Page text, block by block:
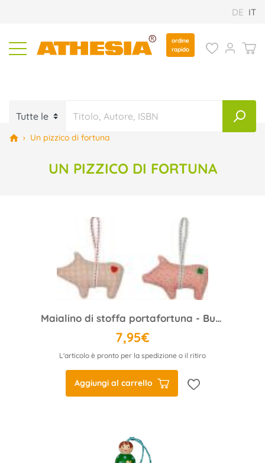
DE IT
ordine
rapido
› Un pizzico di fortuna
UN PIZZICO DI FORTUNA
Maialino di stoffa portafortuna - Buona fortuna
7,95€
L'articolo è pronto per la spedizione o il ritiro
Aggiungi al carrello